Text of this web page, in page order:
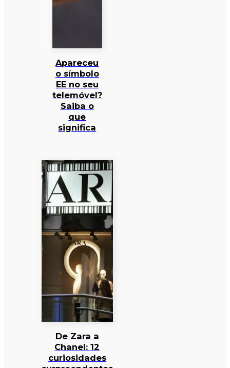
Apareceu
o símbolo
EE no seu
telemóvel?
Saiba o
que
significa
De Zara a
Chanel: 12
curiosidades